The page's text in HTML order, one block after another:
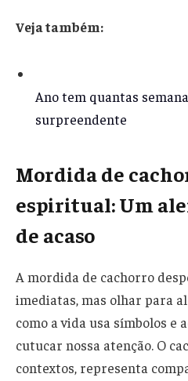
Veja também:
Ano tem quantas
surpreendente
Mordida de
espiritual: Um
de acaso
A mordida de cachorro
imediatas, mas olhar para
como a vida usa símbolos e
cutucar nossa atenção. O
contextos, representa